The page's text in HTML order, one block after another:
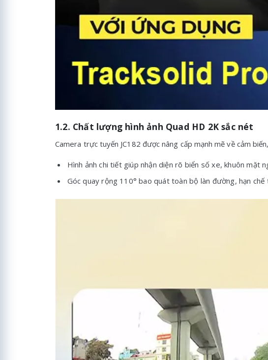
1.2. Chất lượng hình ảnh Quad HD 2K sắc nét
Camera trực tuyến JC182 được nâng cấp mạnh mẽ về cảm
Hình ảnh chi tiết giúp nhận diện rõ biển số xe, khuôn mặt
Góc quay rộng 110° bao quát toàn bộ làn đường, hạn